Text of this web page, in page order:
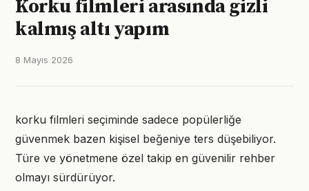
Korku filmleri arasında gizli
kalmış altı yapım
8 Mayıs 2026
korku filmleri seçiminde sadece popülerliğe
güvenmek bazen kişisel beğeniye ters düşebiliyor.
Türe ve yönetmene özel takip en güvenilir rehber
olmayı sürdürüyor.